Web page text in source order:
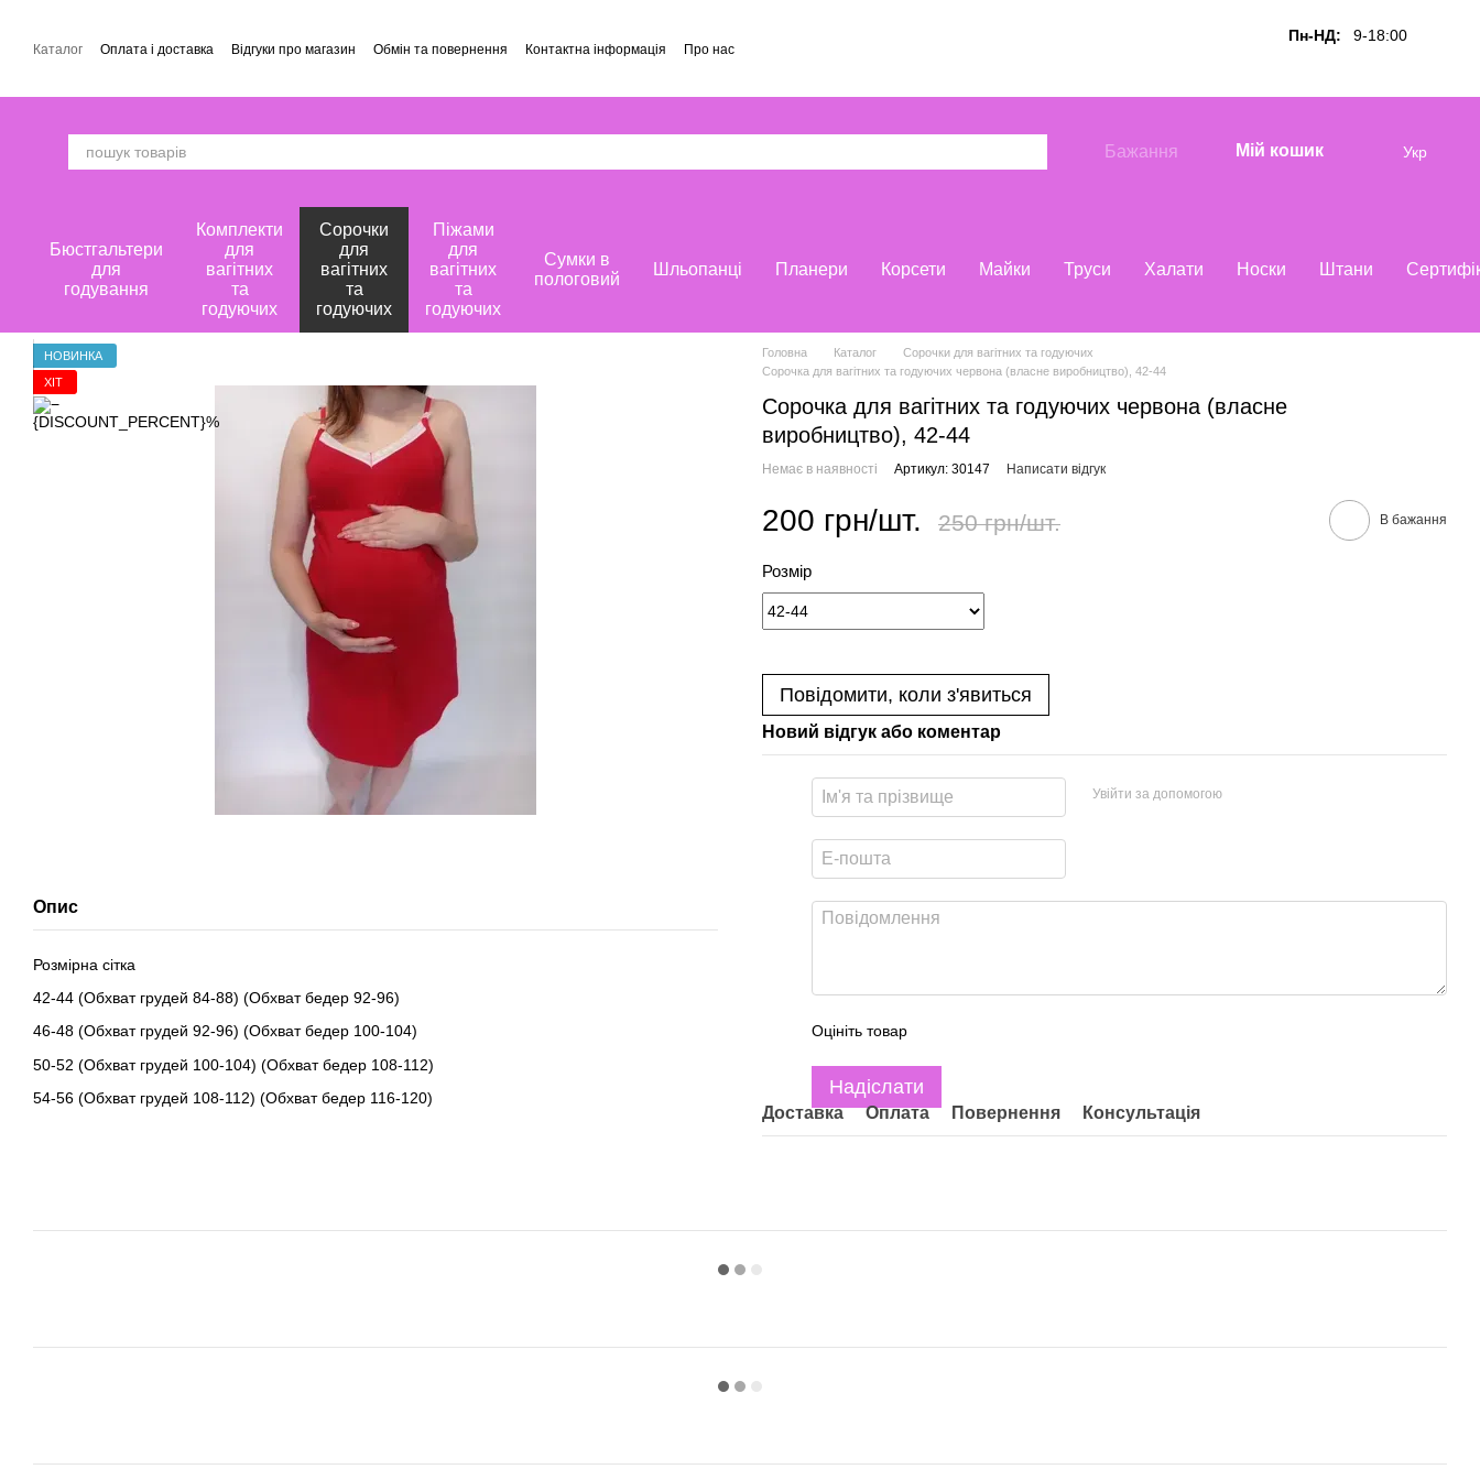
Каталог Оплата і доставка Відгуки про магазин Обмін та повернення Контактна інформація Про нас
Пн-НД: 9-18:00
Бажання Мій кошик Укр
Бюстгальтери
для
годування
Комплекти
для
вагітних
та
годуючих
Сорочки
для
вагітних
та
годуючих
Піжами
для
вагітних
та
годуючих
Сумки в
пологовий
Шльопанці Планери Корсети Майки Труси Халати Носки Штани
НОВИНКА
ХІТ
Опис
Розмірна сітка
42-44 (Обхват грудей 84-88) (Обхват бедер 92-96)
46-48 (Обхват грудей 92-96) (Обхват бедер 100-104)
50-52 (Обхват грудей 100-104) (Обхват бедер 108-112)
54-56 (Обхват грудей 108-112) (Обхват бедер 116-120)
Головна Каталог
Сорочки для вагітних та годуючих
Сорочка для вагітних та годуючих червона (власне виробництво), 42-44
Сорочка для вагітних та годуючих червона (власне
виробництво), 42-44
Немає в наявності Артикул: 30147 Написати відгук
200 грн/шт. 250 грн/шт. В бажання
Розмір
Повідомити, коли з'явиться
Новий відгук або коментар
Увійти за допомогою
Оцініть товар
Надіслати
Доставка Оплата Повернення Консультація